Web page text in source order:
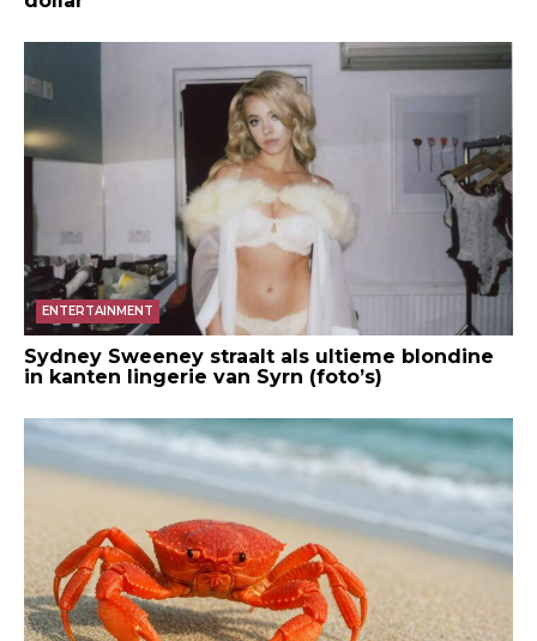
ENTERTAINMENT
Sydney Sweeney straalt als ultieme blondine
in kanten lingerie van Syrn (foto’s)